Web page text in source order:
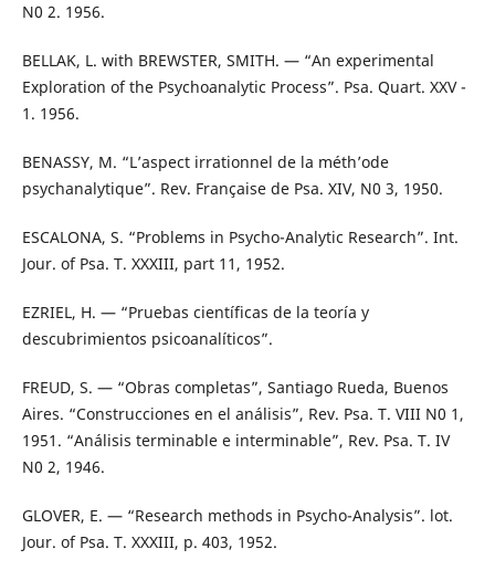
N0 2. 1956.
BELLAK, L. with BREWSTER, SMITH. — “An experimental
Exploration of the Psychoanalytic Process”. Psa. Quart. XXV -
1. 1956.
BENASSY, M. “L’aspect irrationnel de la méth’ode
psychanalytique”. Rev. Française de Psa. XIV, N0 3, 1950.
ESCALONA, S. “Problems in Psycho-Analytic Research”. Int.
Jour. of Psa. T. XXXIII, part 11, 1952.
EZRIEL, H. — “Pruebas científicas de la teoría y
descubrimientos psicoanalíticos”.
FREUD, S. — “Obras completas”, Santiago Rueda, Buenos
Aires. “Construcciones en el análisis”, Rev. Psa. T. VIII N0 1,
1951. “Análisis terminable e interminable”, Rev. Psa. T. IV
N0 2, 1946.
GLOVER, E. — “Research methods in Psycho-Analysis”. lot.
Jour. of Psa. T. XXXIII, p. 403, 1952.